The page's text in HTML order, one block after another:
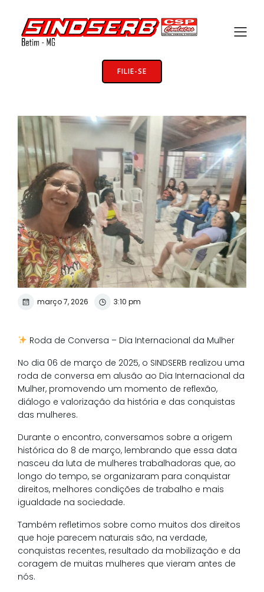
FILIE-SE
março 7, 2026 3:10 pm
Roda de Conversa – Dia Internacional da Mulher
No dia 06 de março de 2025, o SINDSERB realizou uma
roda de conversa em alusão ao Dia Internacional da
Mulher, promovendo um momento de reflexão,
diálogo e valorização da história e das conquistas
das mulheres.
Durante o encontro, conversamos sobre a origem
histórica do 8 de março, lembrando que essa data
nasceu da luta de mulheres trabalhadoras que, ao
longo do tempo, se organizaram para conquistar
direitos, melhores condições de trabalho e mais
igualdade na sociedade.
Também refletimos sobre como muitos dos direitos
que hoje parecem naturais são, na verdade,
conquistas recentes, resultado da mobilização e da
coragem de muitas mulheres que vieram antes de
nós.